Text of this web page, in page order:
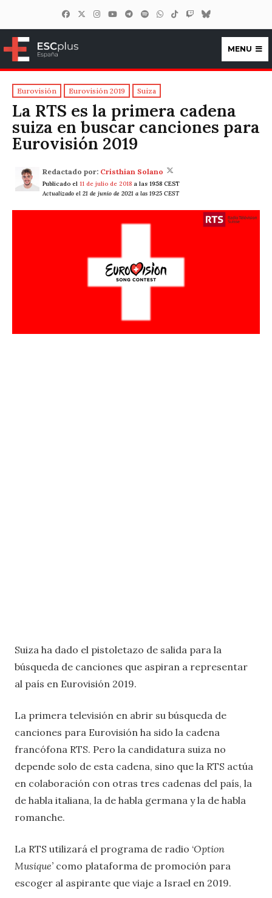
ESCplus España
MENU
Eurovisión Eurovisión 2019 Suiza
La RTS es la primera cadena
suiza en buscar canciones para
Eurovisión 2019
Redactado por: Cristhian Solano
Publicado el 11 de julio de 2018 a las 19:58 CEST
Actualizado el 21 de junio de 2021 a las 19:25 CEST
Suiza ha dado el pistoletazo de salida para la
búsqueda de canciones que aspiran a representar
al país en Eurovisión 2019.
La primera televisión en abrir su búsqueda de
canciones para Eurovisión ha sido la cadena
francófona RTS. Pero la candidatura suiza no
depende solo de esta cadena, sino que la RTS actúa
en colaboración con otras tres cadenas del país, la
de habla italiana, la de habla germana y la de habla
romanche.
La RTS utilizará el programa de radio ‘Option
Musique’ como plataforma de promoción para
escoger al aspirante que viaje a Israel en 2019.